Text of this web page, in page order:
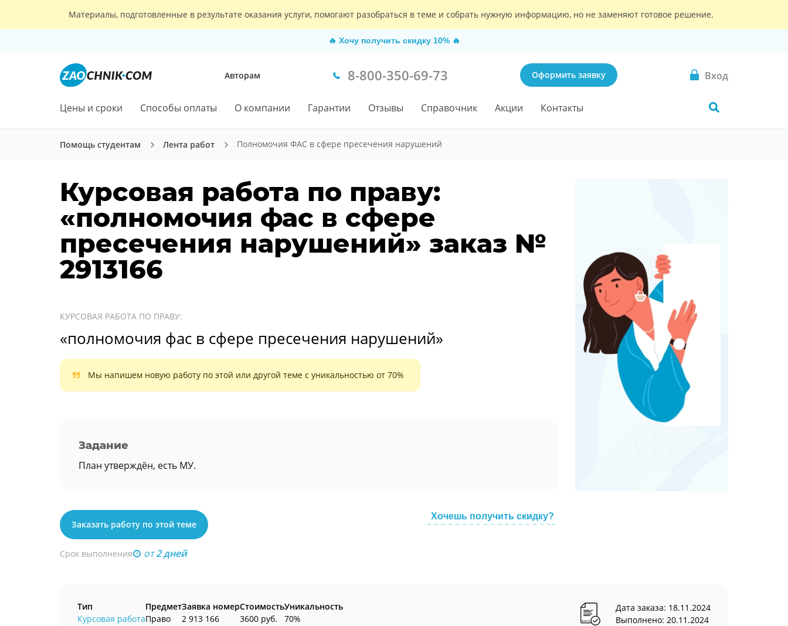
Материалы, подготовленные в результате оказания услуги, помогают разобраться в теме и собрать нужную информацию, но не заменяют готовое решение.
🔥 Хочу получить скидку 10% 🔥
Авторам 8-800-350-69-73 Оформить заявку Вход
Цены и сроки Способы оплаты О компании Гарантии Отзывы Справочник Акции Контакты
Помощь студентам Лента работ Полномочия ФАС в сфере пресечения нарушений
Курсовая работа по праву:
«полномочия фас в сфере
пресечения нарушений» заказ №
2913166
КУРСОВАЯ РАБОТА ПО ПРАВУ:
«полномочия фас в сфере пресечения нарушений»
Мы напишем новую работу по этой или другой теме с уникальностью от 70%
Задание
План утверждён, есть МУ.
Заказать работу по этой теме
Срок выполнения от2 дней
Хочешь получить скидку?
Тип
Курсовая работа
Предмет
Право
Заявка номер
2 913 166
Стоимость
3600 руб.
Уникальность
70%
Дата заказа: 18.11.2024
Выполнено: 20.11.2024